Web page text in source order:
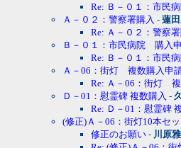
Re: Ｂ－０１：市民
Ａ－０２：警察署購入 - 蓮
Re: Ａ－０２：警察
Ｂ－０１：市民病院 購入
Re: Ｂ－０１：市民
Ａ－06：街灯 複数購入申
Re: Ａ－06：街灯
Ｄ－01：慰霊碑 複数購入 -
Re: Ｄ－01：慰霊碑
(修正)Ａ－06：街灯10本セッ
修正のお願い - 川原